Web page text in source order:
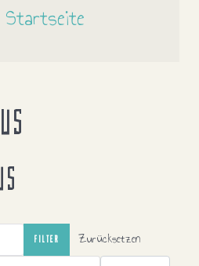
Startseite
FILTER Zurücksetzen